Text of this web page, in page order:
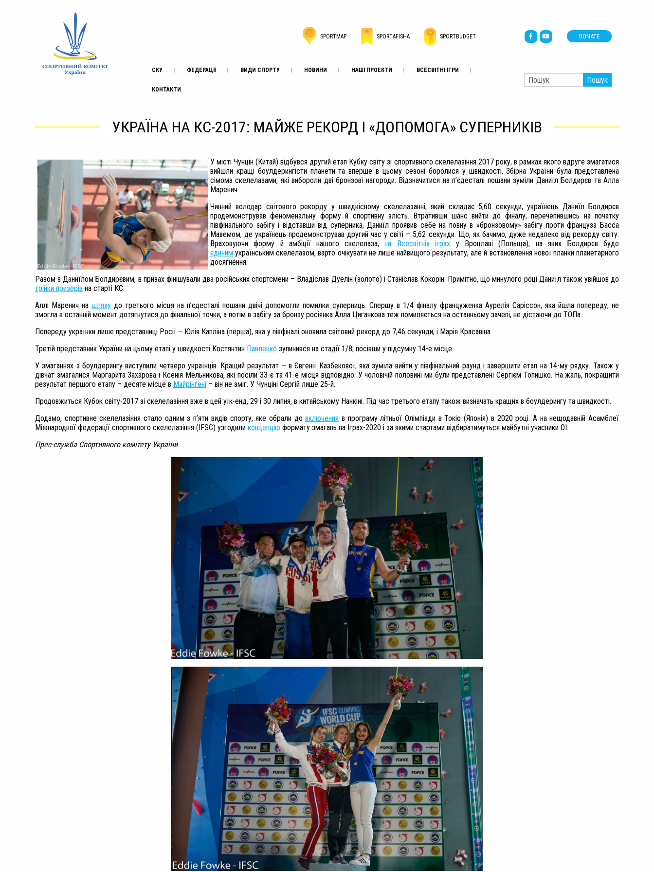
SPORTMAP SPORTAFISHA SPORTBUDGET DONATE
СКУ ФЕДЕРАЦІЇ ВИДИ СПОРТУ НОВИНИ НАШІ ПРОЕКТИ ВСЕСВІТНІ ІГРИ
КОНТАКТИ
Пошук
УКРАЇНА НА КС-2017: МАЙЖЕ РЕКОРД І «ДОПОМОГА» СУПЕРНИКІВ
У місті Чунцін (Китай) відбувся другий етап Кубку світу зі спортивного скелелазіння 2017 року, в рамках якого вдруге змагатися
вийшли кращі боулдерингісти планети та вперше в цьому сезоні боролися у швидкості. Збірна України була представлена
сімома скелелазами, які вибороли дві бронзові нагороди. Відзначитися на п’єдесталі пошани зуміли Даниїл Болдирєв та Алла
Маренич.
Чинний володар світового рекорду у швидкісному скелелазанні, який складає 5,60 секунди, українець Даниїл Болдирєв
продемонстрував феноменальну форму й спортивну злість. Втративши шанс вийти до фіналу, перечепившись на початку
півфінального забігу і відставши від суперника, Даниїл проявив себе на повну в «бронзовому» забігу проти француза Басса
Мавемом, де українець продемонстрував другий час у світі – 5,62 секунди. Що, як бачимо, дуже недалеко від рекорду світу.
Враховуючи форму й амбіції нашого скелелаза,на Всесвітніх іграх у Вроцлаві (Польща), на яких Болдирєв буде
єдиним українським скелелазом, варто очікувати не лише найвищого результату, але й встановлення нової планки планетарного
досягнення.
Разом з Даниїлом Болдирєвим, в призах фінішували два російських спортсмени – Владіслав Дуелін (золото) і Станіслав Кокорін. Примітно, що минулого році Даниїл також увійшов до
трійки призерів на старті КС.
Аллі Маренич нашляху до третього місця на п’єдесталі пошани двічі допомогли помилки суперниць. Спершу в 1/4 фіналу француженка Аурелія Саріссон, яка йшла попереду, не
змогла в останній момент дотягнутися до фінальної точки, а потім в забігу за бронзу росіянка Алла Циганкова теж помиляється на останньому зачепі, не дістаючи до ТОПа.
Попереду українки лише представниці Росії – Юлія Капліна (перша), яка у півфіналі оновила світовий рекорд до 7,46 секунди, і Марія Красавіна.
Третій представник України на цьому етапі у швидкості Костянтин Павленко зупинився на стадії 1/8, посівши у підсумку 14-е місце.
У змаганнях з боулдерингу виступили четверо українців. Кращий результат – в Євгенії Казбекової, яка зуміла вийти у півфінальний раунд і завершити етап на 14-му рядку. Також у
дівчат змагалися Маргарита Захарова і Ксенія Мельникова, які посіли 33-є та 41-е місця відповідно. У чоловічій половині ми були представлені Сергієм Топишко. На жаль, покращити
результат першого етапу – десяте місце в Майрінґені – він не зміг. У Чунціні Сергій лише 25-й.
Продовжиться Кубок світу-2017 зі скелелазіння вже в цей уїк-енд, 29 і 30 липня, в китайському Нанкіні. Під час третього етапу також визначать кращих в боулдерингу та швидкості.
Додамо, спортивне скелелазіння стало одним з п’яти видів спорту, яке обрали довключення в програму літньої Олімпіади в Токіо (Японія) в 2020 році. А на нещодавній Асамблеї
Міжнародної федерації спортивного скелелазіння (IFSC) узгодили концепцію формату змагань на Іграх-2020 і за якими стартами відбиратимуться майбутні учасники ОІ.
Прес-служба Спортивного комітету України